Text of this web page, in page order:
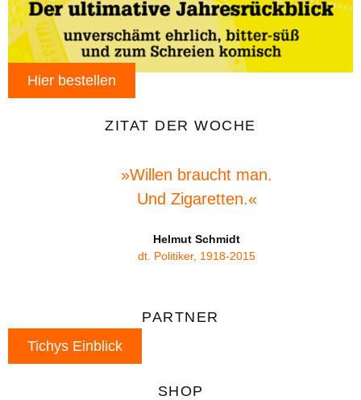
Hier bestellen
ZITAT DER WOCHE
»Willen braucht man.
Und Zigaretten.«
Helmut Schmidt
dt. Politiker, 1918-2015
PARTNER
Tichys Einblick
SHOP